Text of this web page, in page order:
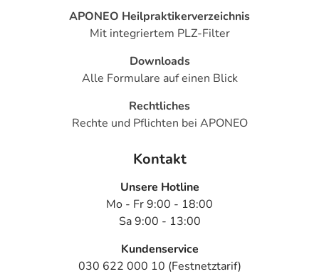
APONEO Heilpraktikerverzeichnis
Mit integriertem PLZ-Filter
Downloads
Alle Formulare auf einen Blick
Rechtliches
Rechte und Pflichten bei APONEO
Kontakt
Unsere Hotline
Mo - Fr 9:00 - 18:00
Sa 9:00 - 13:00
Kundenservice
030 622 000 10 (Festnetztarif)